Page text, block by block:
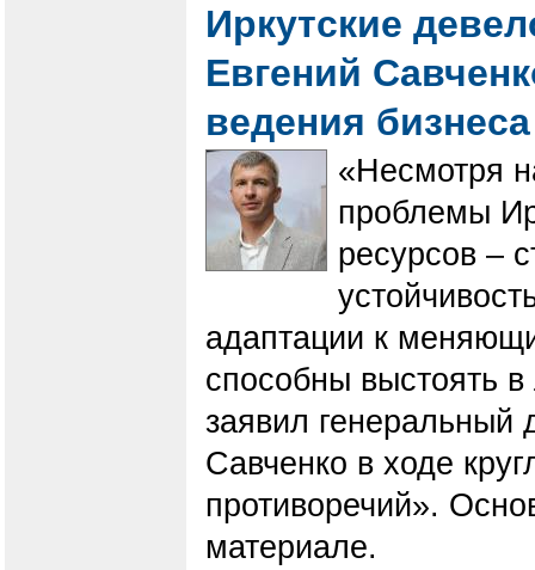
Иркутские
Евгений
ведения
«Несмотря
проблемы
ресурсов –
адаптации к
способны выстоять
заявил
Савченко в ходе
противоречий».
материале.